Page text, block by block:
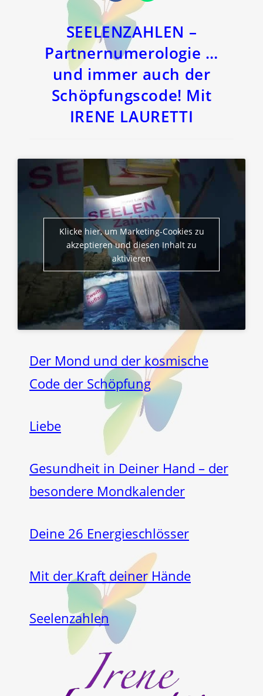
einem
neuen
Fenster Fenster
SEELENZAHLEN –
Partnernumerologie …
und immer auch der
Schöpfungscode! Mit
IRENE LAURETTI
Klicke hier, um Marketing-Cookies zu
akzeptieren und diesen Inhalt zu
aktivieren
Der Mond und der kosmische
Code der Schöpfung
Liebe
Gesundheit in Deiner Hand – der
besondere Mondkalender
Deine 26 Energieschlösser
Mit der Kraft deiner Hände
Seelenzahlen